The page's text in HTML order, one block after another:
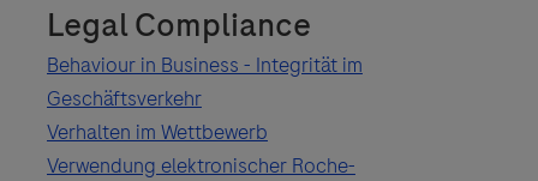
Legal Compliance
Behaviour in Business - Integrität im
Geschäftsverkehr
Verhalten im Wettbewerb
Verwendung elektronischer Roche-